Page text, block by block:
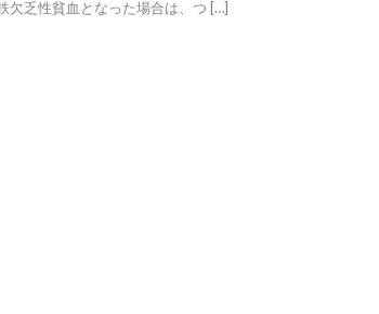
欠乏性貧血となった場合は、つ […]